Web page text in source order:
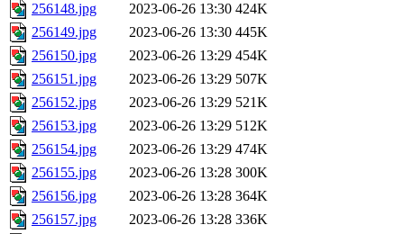
256148.jpg
2023-06-26 13:30 424K
256149.jpg
2023-06-26 13:30 445K
256150.jpg
2023-06-26 13:29 454K
256151.jpg
2023-06-26 13:29 507K
256152.jpg
2023-06-26 13:29 521K
256153.jpg
2023-06-26 13:29 512K
256154.jpg
2023-06-26 13:29 474K
256155.jpg
2023-06-26 13:28 300K
256156.jpg
2023-06-26 13:28 364K
256157.jpg
2023-06-26 13:28 336K